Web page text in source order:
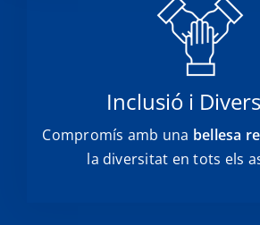
Inclusió i
Compromís amb una bellesa
la diversitat en tots els